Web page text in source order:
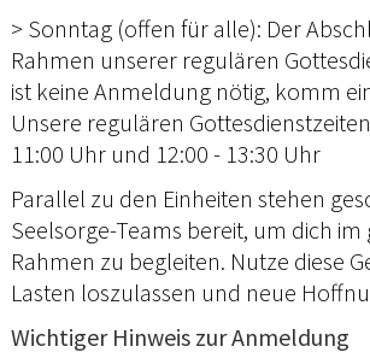
> Sonntag (offen für alle): Der
Rahmen unserer regulären
ist keine Anmeldung nötig, komm
Unsere regulären
11:00 Uhr und 12:00 - 13:30 Uhr
Parallel zu den Einheiten stehen
Seelsorge-Teams bereit, um dich
Rahmen zu begleiten. Nutze diese
Lasten loszulassen und neue
Wichtiger Hinweis zur Anmeldung